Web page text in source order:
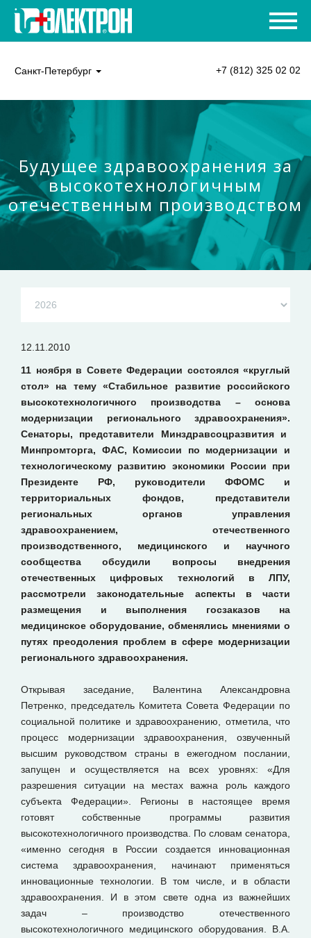
Санкт-Петербург +7 (812) 325 02 02
Будущее здравоохранения за
высокотехнологичным
отечественным производством
12.11.2010
11 ноября в Совете Федерации состоялся «круглый
стол» на тему «Стабильное развитие российского
высокотехнологичного производства – основа
модернизации регионального здравоохранения».
Сенаторы, представители Минздравсоцразвития и
Минпромторга, ФАС, Комиссии по модернизации и
технологическому развитию экономики России при
Президенте РФ, руководители ФФОМС и
территориальных фондов, представители
региональных органов управления
здравоохранением, отечественного
производственного, медицинского и научного
сообщества обсудили вопросы внедрения
отечественных цифровых технологий в ЛПУ,
рассмотрели законодательные аспекты в части
размещения и выполнения госзаказов на
медицинское оборудование, обменялись мнениями о
путях преодоления проблем в сфере модернизации
регионального здравоохранения.
Открывая заседание, Валентина Александровна
Петренко, председатель Комитета Совета Федерации по
социальной политике и здравоохранению, отметила, что
процесс модернизации здравоохранения, озвученный
высшим руководством страны в ежегодном послании,
запущен и осуществляется на всех уровнях: «Для
разрешения ситуации на местах важна роль каждого
субъекта Федерации». Регионы в настоящее время
готовят собственные программы развития
высокотехнологичного производства. По словам сенатора,
«именно сегодня в России создается инновационная
система здравоохранения, начинают применяться
инновационные технологии. В том числе, и в области
здравоохранения. И в этом свете одна из важнейших
задач – производство отечественного
высокотехнологичного медицинского оборудования. В.А.